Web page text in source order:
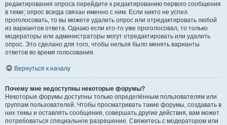
редактирования опроса перейдите к редактированию первого сообщения
в теме; опрос всегда связан именно с ним. Если никто не успел
проголосовать, то вы можете удалить опрос или отредактировать любой
из вариантов ответа. Однако если кто-то уже проголосовал, то только
модераторы или администраторы могут отредактировать или удалить
опрос. Это сделано для того, чтобы нельзя было менять варианты
ответов во время голосования.
Вернуться к началу
Почему мне недоступны некоторые форумы?
Некоторые форумы доступны только определённым пользователям или
группам пользователей. Чтобы просматривать такие форумы, создавать в
них темы и оставлять сообщения, совершать другие действия, вам может
потребоваться специальное разрешение. Свяжитесь с модератором или